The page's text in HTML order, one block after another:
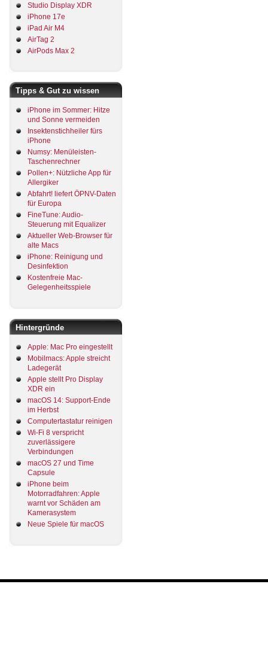
Studio Display XDR
iPhone 17e
iPad Air M4
AirTag 2
AirPods Max 2
Tipps & Gut zu wissen
iPhone im Sommer: Hitze
und Sonne vermeiden
Insektenstichheiler fürs
iPhone
Numsy: Menüleisten-
Taschenrechner
Pollen+: Nützliche App für
Allergiker
Abfahrt! liefert ÖPNV-Daten
für Europa
FineTune: Audio-
Steuerung mit Equalizer
Aktueller Web-Browser für
alte Macs
iPhone: Reinigung und
Desinfektion
Kostenfreie Mac-
Gelegenheitsspiele
Hintergründe
Apple: Mac Pro eingestellt
Mobilmacs: Apple streicht
Ladegerät
Apple stellt Pro Display
XDR ein
macOS 14: Support-Ende
im Herbst
Computertastatur reinigen
Wi-Fi 8 verspricht
zuverlässigere
Verbindungen
macOS 27 und Time
Capsule
iPhone beim
Motorradfahren: Apple
warnt vor Schäden am
Kamerasystem
Neue Spiele für macOS